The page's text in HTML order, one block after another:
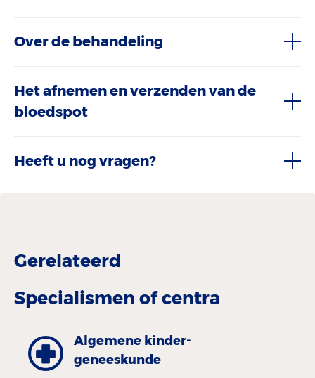
Over de behandeling
Het afnemen en verzenden van de
bloedspot
Heeft u nog vragen?
Gerelateerd
Specialismen of centra
Algemene kinder­
geneeskunde